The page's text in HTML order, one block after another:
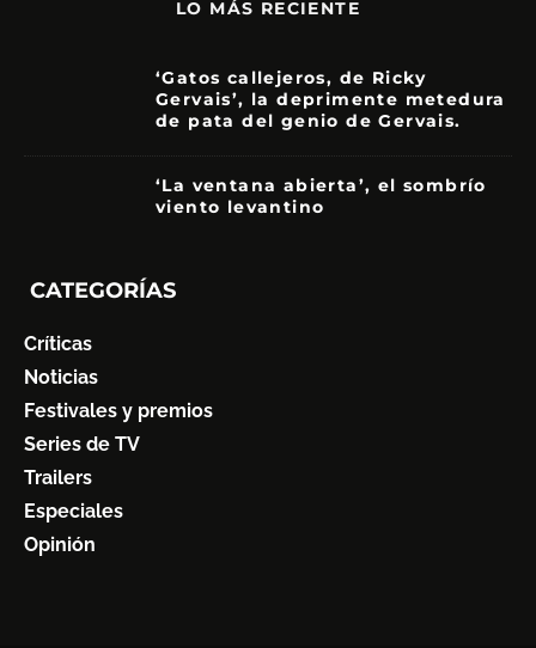
LO MÁS RECIENTE
‘Gatos callejeros, de Ricky
Gervais’, la deprimente metedura
de pata del genio de Gervais.
‘La ventana abierta’, el sombrío
viento levantino
CATEGORÍAS
Críticas
Noticias
Festivales y premios
Series de TV
Trailers
Especiales
Opinión